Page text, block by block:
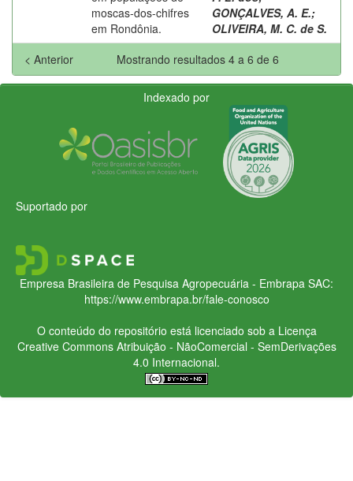
moscas-dos-chifres
em Rondônia.
GONÇALVES, A. E.;
OLIVEIRA, M. C. de S.
Mostrando resultados 4 a 6 de 6
< Anterior
Indexado por
Suportado por
Empresa Brasileira de Pesquisa Agropecuária - Embrapa SAC:
https://www.embrapa.br/fale-conosco
O conteúdo do repositório está licenciado sob a Licença
Creative CommonsAtribuição - NãoComercial - SemDerivações
4.0 Internacional.